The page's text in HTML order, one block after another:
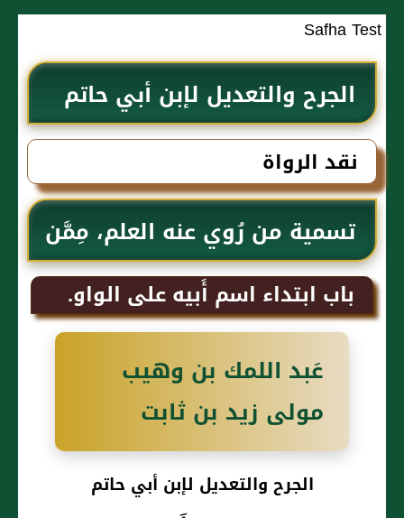
Safha Test
الجرح والتعديل لإبن أبي حاتم
نقد الرواة
تسمية من رُوي عنه العلم، مِمَّن
يُسَمَّى عَبد الله
باب ابتداء اسم أَبيه على الواو.
عَبد اللمك بن وهيب
مولى زيد بن ثابت
الجرح والتعديل لإبن أبي حاتم